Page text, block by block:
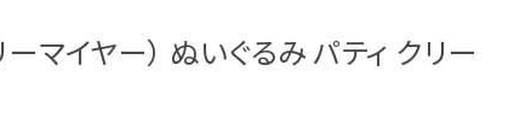
マイヤー） ぬいぐるみ パティ クリー